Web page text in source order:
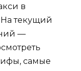
в
текущий
—
самые